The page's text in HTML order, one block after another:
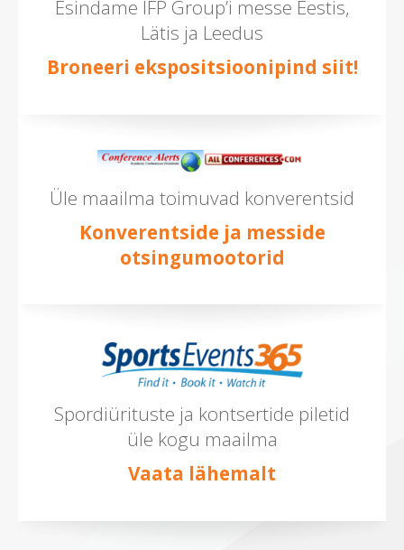
Esindame IFP Group’i messe Eestis,
Lätis ja Leedus
Broneeri ekspositsioonipind siit!
Üle maailma toimuvad konverentsid
Konverentside ja messide
otsingumootorid
Spordiürituste ja kontsertide piletid
üle kogu maailma
Vaata lähemalt